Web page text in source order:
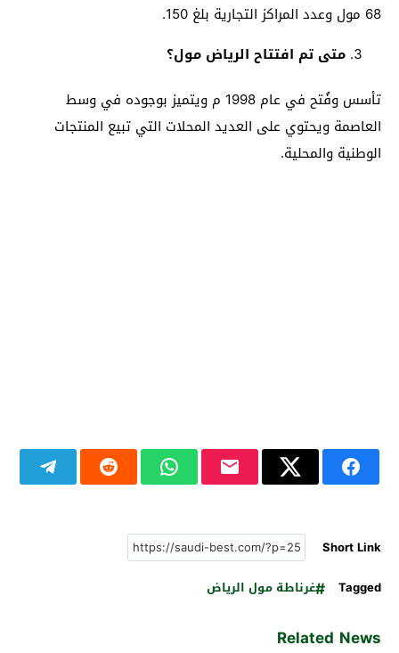
68 مول وعدد المراكز التجارية بلغ 150.
متى تم افتتاح الرياض مول؟
تأسس وفُتح في عام 1998 م ويتميز بوجوده في وسط
العاصمة ويحتوي على العديد المحلات التي تبيع المنتجات
الوطنية والمحلية.
Short Link
Tagged
غرناطة مول الرياض
Related News